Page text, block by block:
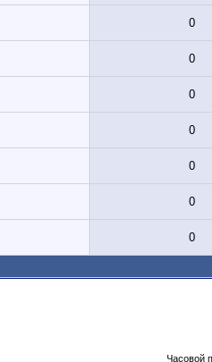
0
0
0
0
0
0
0
Часовой